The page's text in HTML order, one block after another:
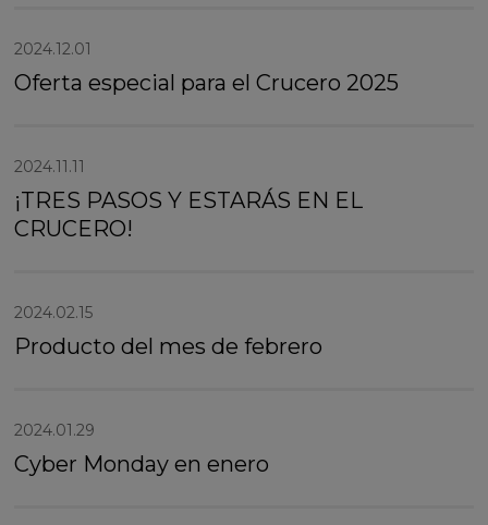
2024.12.01
Oferta especial para el Crucero 2025
2024.11.11
¡TRES PASOS Y ESTARÁS EN EL
CRUCERO!
2024.02.15
Producto del mes de febrero
2024.01.29
Cyber Monday en enero